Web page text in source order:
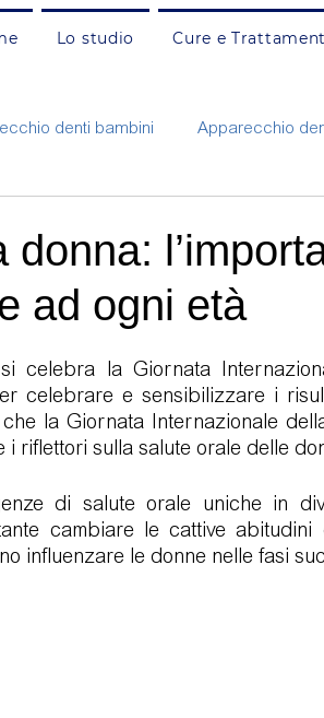
Lo studio Cure e
denti bambini Apparecchio
Faccette estetiche Gengivite
Protesi fissa e mobile Pulizia e
Video Testimonianze Visita di
donna:
ad ogni età
celebra la Giornata
celebrare e sensibilizzare i
la Giornata Internazionale
riflettori sulla salute orale delle
di salute orale uniche in
cambiare le cattive
influenzare le donne nelle fasi